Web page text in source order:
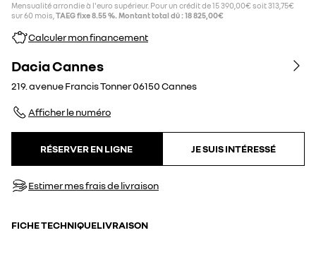
Mensualité arrondie à l'euro supérieur. Pour un crédit de 15 390,00€ soit 313,75€
sur 60 mois, TAEG fixe 8.55 %. Montant total dû : 18 825,00€
Calculer mon financement
Dacia Cannes
219. avenue Francis Tonner06150Cannes
Afficher le numéro
RÉSERVER EN LIGNE JE SUIS INTÉRESSÉ
Estimer mes frais de livraison
FICHE TECHNIQUELIVRAISON